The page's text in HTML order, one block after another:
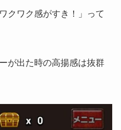
クワク感がすき！」 って
が出た時の高揚感は抜群